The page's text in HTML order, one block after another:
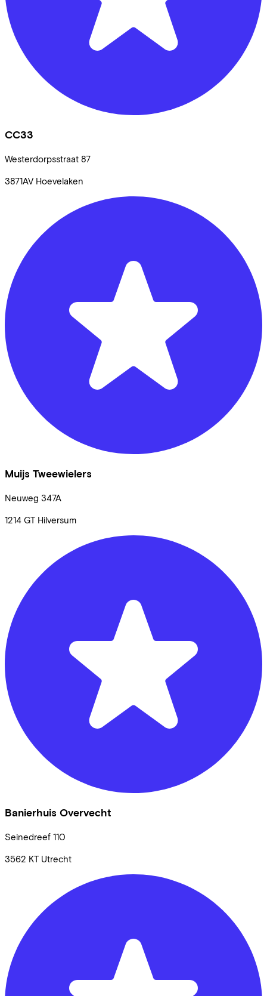
CC33
Westerdorpsstraat 87
3871AV Hoevelaken
Muijs Tweewielers
Neuweg 347A
1214 GT Hilversum
Banierhuis Overvecht
Seinedreef 110
3562 KT Utrecht